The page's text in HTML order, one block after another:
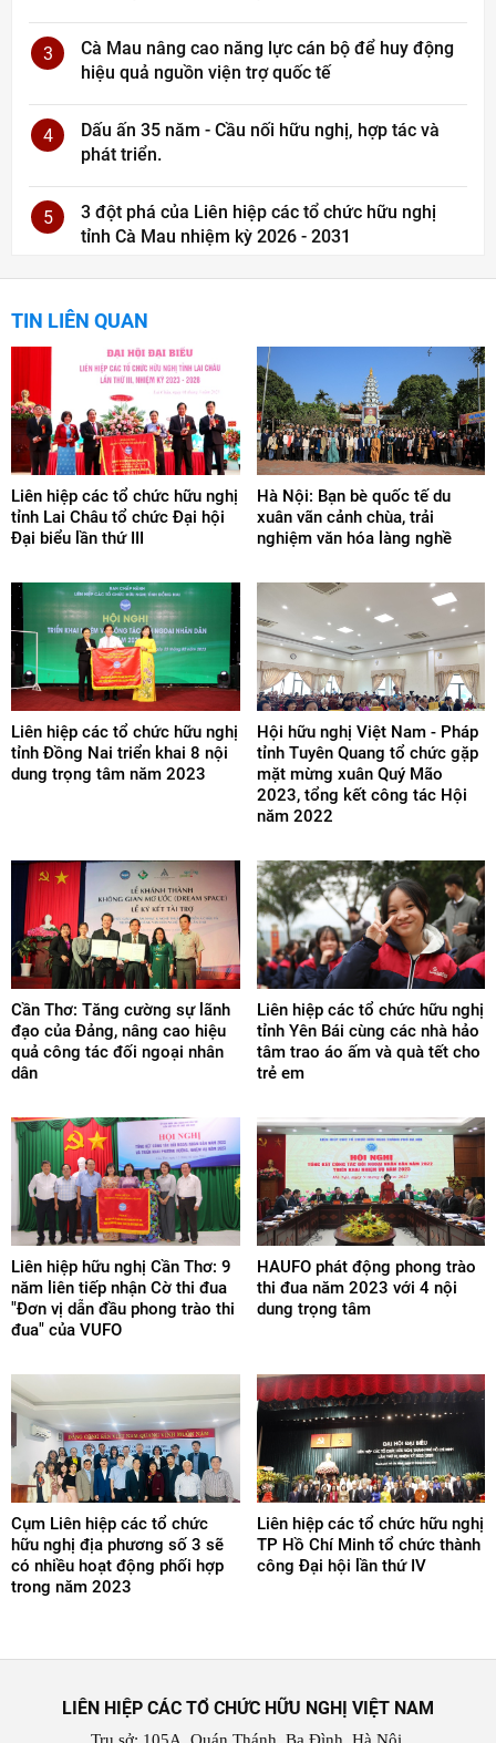
3
Cà Mau nâng cao năng lực cán bộ để huy động
hiệu quả nguồn viện trợ quốc tế
4
Dấu ấn 35 năm - Cầu nối hữu nghị, hợp tác và
phát triển.
5
3 đột phá của Liên hiệp các tổ chức hữu nghị
tỉnh Cà Mau nhiệm kỳ 2026 - 2031
TIN LIÊN QUAN
Liên hiệp các tổ chức hữu nghị
tỉnh Lai Châu tổ chức Đại hội
Đại biểu lần thứ III
Hà Nội: Bạn bè quốc tế du
xuân vãn cảnh chùa, trải
nghiệm văn hóa làng nghề
Liên hiệp các tổ chức hữu nghị
tỉnh Đồng Nai triển khai 8 nội
dung trọng tâm năm 2023
Hội hữu nghị Việt Nam - Pháp
tỉnh Tuyên Quang tổ chức gặp
mặt mừng xuân Quý Mão
2023, tổng kết công tác Hội
năm 2022
Cần Thơ: Tăng cường sự lãnh
đạo của Đảng, nâng cao hiệu
quả công tác đối ngoại nhân
dân
Liên hiệp các tổ chức hữu nghị
tỉnh Yên Bái cùng các nhà hảo
tâm trao áo ấm và quà tết cho
trẻ em
Liên hiệp hữu nghị Cần Thơ: 9
năm liên tiếp nhận Cờ thi đua
"Đơn vị dẫn đầu phong trào thi
đua" của VUFO
HAUFO phát động phong trào
thi đua năm 2023 với 4 nội
dung trọng tâm
Cụm Liên hiệp các tổ chức
hữu nghị địa phương số 3 sẽ
có nhiều hoạt động phối hợp
trong năm 2023
Liên hiệp các tổ chức hữu nghị
TP Hồ Chí Minh tổ chức thành
công Đại hội lần thứ IV
LIÊN HIỆP CÁC TỔ CHỨC HỮU NGHỊ VIỆT NAM